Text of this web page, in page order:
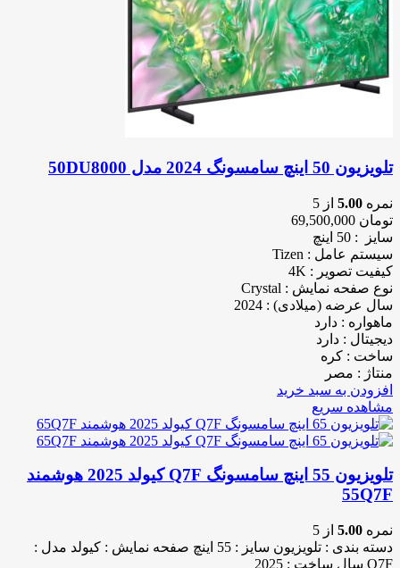
تلویزیون 50 اینچ سامسونگ 2024 مدل 50DU8000
نمره 5.00 از 5
تومان
سایز : 50 اینچ
سیستم عامل : Tizen
کیفیت تصویر : 4K
نوع صفحه نمایش : Crystal
سال عرضه (میلادی) : 2024
ماهواره : دارد
دیجیتال : دارد
ساخت : کره
منتاژ : مصر
افزودن به سبد خرید
مشاهده سریع
تلویزیون 55 اینچ سامسونگ Q7F کیولد 2025 هوشمند
55Q7F
نمره 5.00 از 5
دسته بندی : تلویزیون سایز : 55 اینچ صفحه نمایش : کیولد مدل :
Q7F سال ساخت : 2025